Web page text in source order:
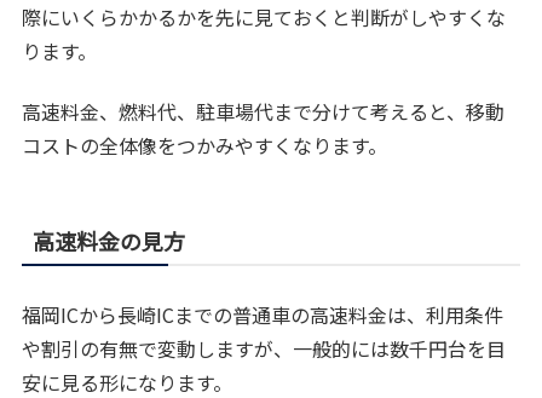
際にいくらかかるかを先に見ておくと判断がしやすくな
ります。
高速料金、燃料代、駐車場代まで分けて考えると、移動
コストの全体像をつかみやすくなります。
高速料金の見方
福岡ICから長崎ICまでの普通車の高速料金は、利用条件
や割引の有無で変動しますが、一般的には数千円台を目
安に見る形になります。